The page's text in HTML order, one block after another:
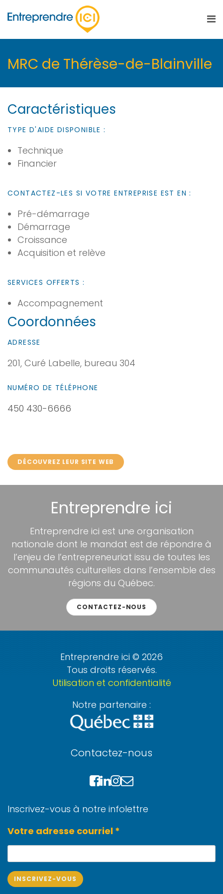
MRC de Thérèse-de-Blainville
Caractéristiques
TYPE D'AIDE DISPONIBLE :
Technique
Financier
CONTACTEZ-LES SI VOTRE ENTREPRISE EST EN :
Pré-démarrage
Démarrage
Croissance
Acquisition et relève
SERVICES OFFERTS :
Accompagnement
Coordonnées
ADRESSE
201, Curé Labelle, bureau 304
NUMÉRO DE TÉLÉPHONE
450 430-6666
DÉCOUVREZ LEUR SITE WEB
Entreprendre ici
Entreprendre ici est une organisation
nationale dont le mandat est de répondre à
l’enjeu de l’entrepreneuriat issu de toutes les
communautés culturelles dans l’ensemble des
régions du Québec.
CONTACTEZ-NOUS
Entreprendre ici © 2026
Tous droits réservés.
Utilisation et confidentialité
Notre partenaire :
Contactez-nous
Inscrivez-vous à notre infolettre
Votre adresse courriel *